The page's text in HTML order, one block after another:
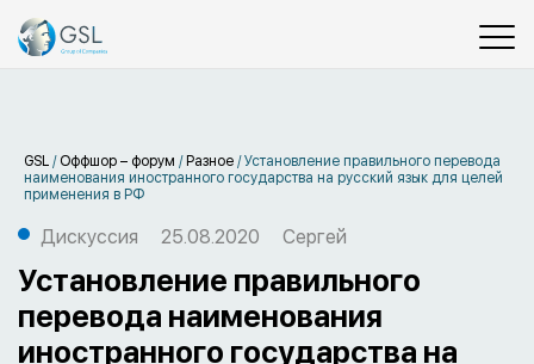
GSL / Оффшор – форум / Разное /Установление правильного перевода
наименования иностранного государства на русский язык для целей
применения в РФ
Дискуссия 25.08.2020 Сергей
Установление правильного
перевода наименования
иностранного государства на